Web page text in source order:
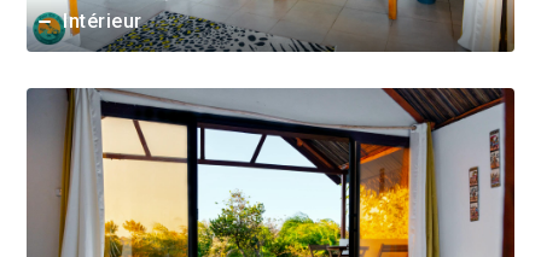
Intérieur